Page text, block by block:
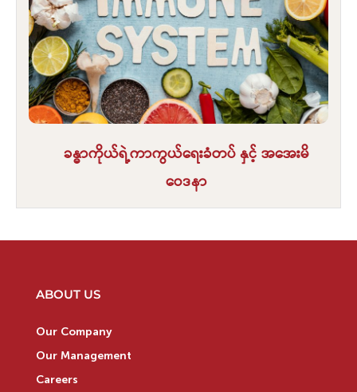
ခန္ဓာကိုယ်ရဲ့ကာကွယ်ရေးခံတပ် နှင့် အအေးမိ
ဝေဒနာ
ABOUT US
Our Company
Our Management
Careers